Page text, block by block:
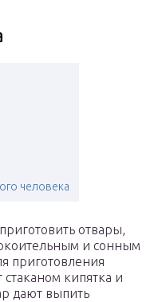
человека
отвары,
и сонным
приготовления
стаканом кипятка и
дают выпить